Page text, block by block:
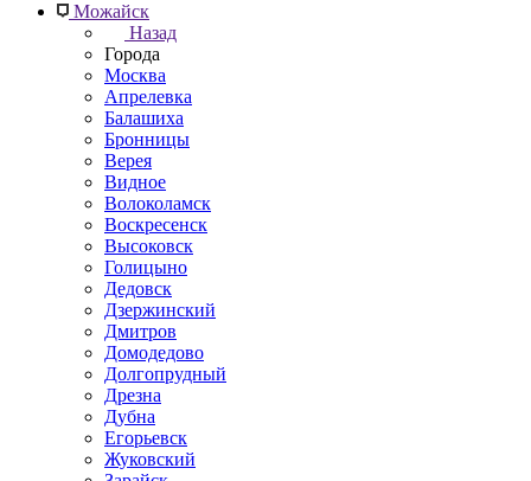
Можайск
Назад
Города
Москва
Апрелевка
Балашиха
Бронницы
Верея
Видное
Волоколамск
Воскресенск
Высоковск
Голицыно
Дедовск
Дзержинский
Дмитров
Домодедово
Долгопрудный
Дрезна
Дубна
Егорьевск
Жуковский